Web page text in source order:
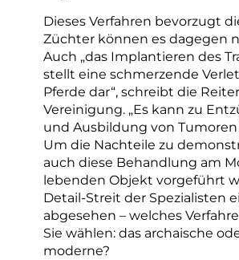
Dieses Verfahren bevorzugt
Züchter können es dagegen
Auch „das Implantieren des
stellt eine schmerzende
Pferde dar“, schreibt die
Vereinigung. „Es kann zu
und Ausbildung von Tumoren
Um die Nachteile zu
auch diese Behandlung am
lebenden Objekt vorgeführt
Detail-Streit der Spezialisten
abgesehen – welches
Sie wählen: das archaische
moderne?